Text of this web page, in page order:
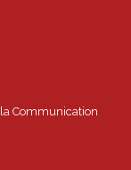
Communication